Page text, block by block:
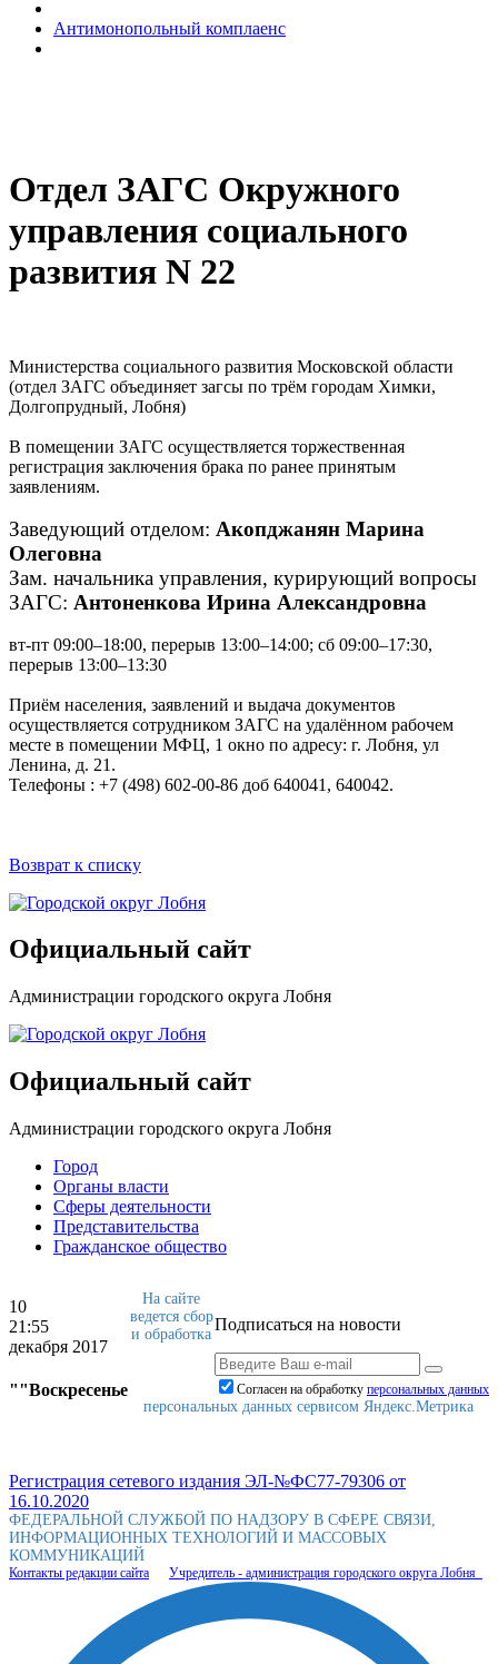
Антимонопольный комплаенс
Отдел ЗАГС Окружного
управления социального
развития N 22
Министерства социального развития Московской области
(отдел ЗАГС объединяет загсы по трём городам Химки,
Долгопрудный, Лобня)
В помещении ЗАГС осуществляется торжественная
регистрация заключения брака по ранее принятым
заявлениям.
Заведующий отделом: Акопджанян Марина
Олеговна
Зам. начальника управления, курирующий вопросы
ЗАГС: Антоненкова Ирина Александровна
вт-пт 09:00–18:00, перерыв 13:00–14:00; сб 09:00–17:30,
перерыв 13:00–13:30
Приём населения, заявлений и выдача документов
осуществляется сотрудником ЗАГС на удалённом рабочем
месте в помещении МФЦ, 1 окно по адресу: г. Лобня, ул
Ленина, д. 21.
Телефоны : +7 (498) 602-00-86 доб 640041, 640042.
Возврат к списку
Официальный сайт
Администрации городского округа Лобня
Официальный сайт
Администрации городского округа Лобня
Город
Органы власти
Сферы деятельности
Представительства
Гражданское общество
10
21:55
декабря 2017
""Воскресенье
Подписаться на новости
Согласен на обработку персональныx данных
На сайте
ведется сбор
и обработка
персональных данных сервисом Яндекс.Метрика
Регистрация сетевого издания ЭЛ-№ФС77-79306 от
16.10.2020
ФЕДЕРАЛЬНОЙ СЛУЖБОЙ ПО НАДЗОРУ В СФЕРЕ СВЯЗИ,
ИНФОРМАЦИОННЫХ ТЕХНОЛОГИЙ И МАССОВЫХ
КОММУНИКАЦИЙ
Контакты редакции сайта Учредитель - администрация городского округа Лобня